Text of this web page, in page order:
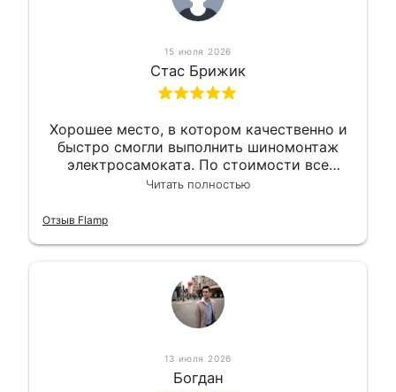
15 июля 2026
Стас Брижик
Хорошее место, в котором качественно и
быстро смогли выполнить шиномонтаж
электросамоката. По стоимости все
вышло вообще приемлемо хочу сказать.
Читать полностью
Отзыв Flamp
13 июля 2026
Богдан